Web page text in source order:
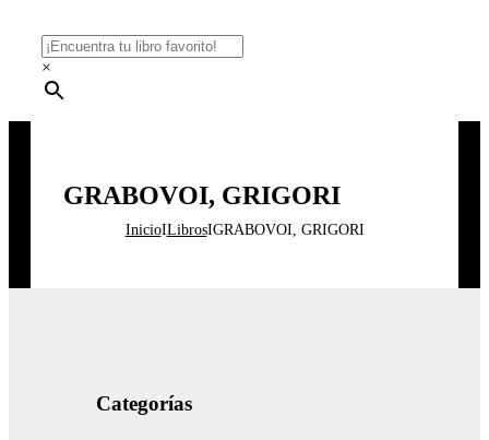
×
GRABOVOI, GRIGORI
InicioILibrosIGRABOVOI, GRIGORI
Categorías